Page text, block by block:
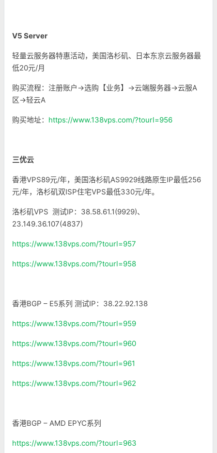
V5 Server
轻量云服务器特惠活动，美国洛杉矶、日本东京云服务器最
低20元/月
购买流程：注册账户->选购【业务】->云端服务器->云服A
区->轻云A
购买地址： https://www.138vps.com/?tourl=956
三优云
香港VPS89元/年，美国洛杉矶AS9929线路原生IP最低256
元/年，洛杉矶双ISP住宅VPS最低330元/年。
洛杉矶VPS 测试IP：38.58.61.1(9929)、
23.149.36.107(4837)
https://www.138vps.com/?tourl=957
https://www.138vps.com/?tourl=958
香港BGP – E5系列 测试IP：38.22.92.138
https://www.138vps.com/?tourl=959
https://www.138vps.com/?tourl=960
https://www.138vps.com/?tourl=961
https://www.138vps.com/?tourl=962
香港BGP – AMD EPYC系列
https://www.138vps.com/?tourl=963